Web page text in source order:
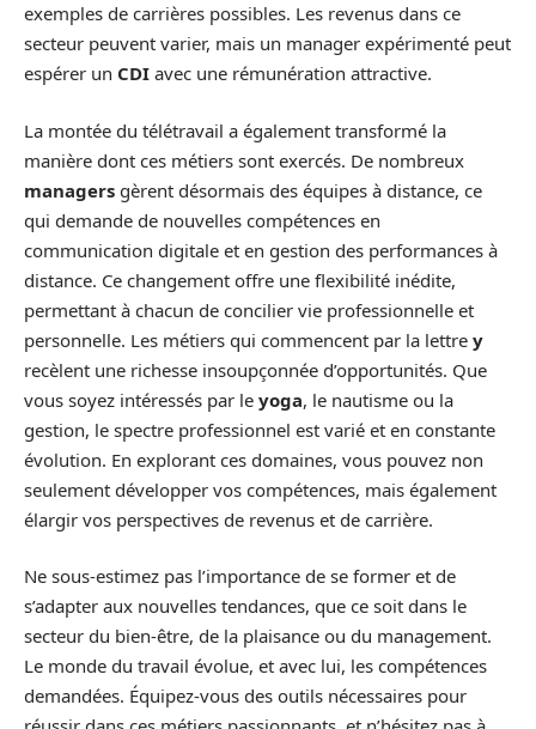
exemples de carrières possibles. Les revenus dans ce
secteur peuvent varier, mais un manager expérimenté peut
espérer un CDI avec une rémunération attractive.
La montée du télétravail a également transformé la
manière dont ces métiers sont exercés. De nombreux
managers gèrent désormais des équipes à distance, ce
qui demande de nouvelles compétences en
communication digitale et en gestion des performances à
distance. Ce changement offre une flexibilité inédite,
permettant à chacun de concilier vie professionnelle et
personnelle. Les métiers qui commencent par la lettre y
recèlent une richesse insoupçonnée d’opportunités. Que
vous soyez intéressés par le yoga, le nautisme ou la
gestion, le spectre professionnel est varié et en constante
évolution. En explorant ces domaines, vous pouvez non
seulement développer vos compétences, mais également
élargir vos perspectives de revenus et de carrière.
Ne sous-estimez pas l’importance de se former et de
s’adapter aux nouvelles tendances, que ce soit dans le
secteur du bien-être, de la plaisance ou du management.
Le monde du travail évolue, et avec lui, les compétences
demandées. Équipez-vous des outils nécessaires pour